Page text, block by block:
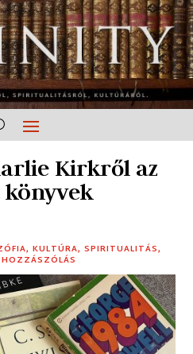
Kirkről az
,KULTÚRA,SPIRITUALITÁS,